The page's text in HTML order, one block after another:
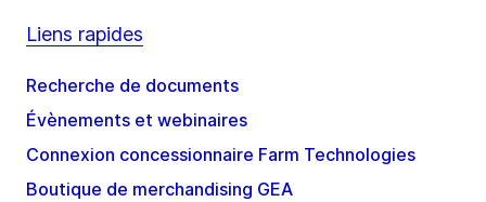
Liens rapides
Recherche de documents
Évènements et webinaires
Connexion concessionnaire Farm Technologies
Boutique de merchandising GEA